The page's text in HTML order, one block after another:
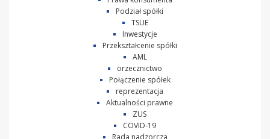
Podział spółki
TSUE
Inwestycje
Przekształcenie spółki
AML
orzecznictwo
Połączenie spółek
reprezentacja
Aktualności prawne
ZUS
COVID-19
Rada nadzorcza